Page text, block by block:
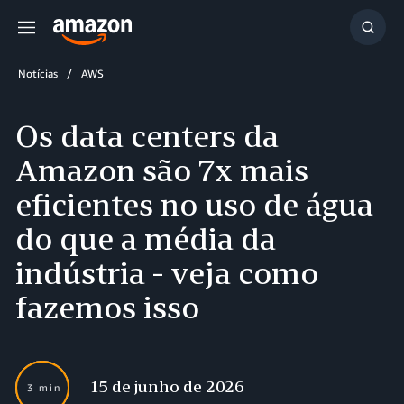
Menu
Notícias AWS
Os data centers da
Amazon são 7x mais
eficientes no uso de água
do que a média da
indústria - veja como
fazemos isso
3 min 15 de junho de 2026